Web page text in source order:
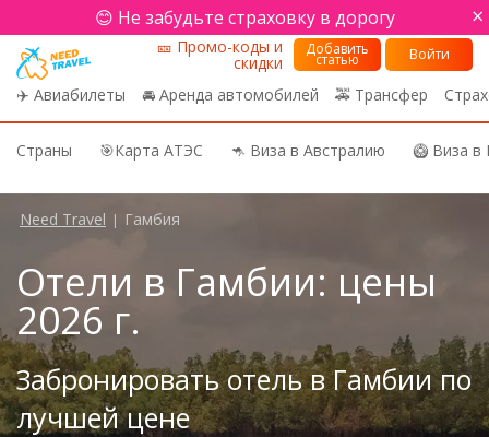
😊 Не забудьте страховку в дорогу ×
✈️ Авиабилеты 🚘 Аренда автомобилей 🚕 Трансфер
🎫 Промо-коды и
скидки
Добавить
статью Войти
Страны 🎯Карта АТЭС 🦘 Виза в Австралию 🥝 Виза
Need Travel | Гамбия
Отели в Гамбии: цены
2026 г.
Забронировать отель в Гамбии по
лучшей цене